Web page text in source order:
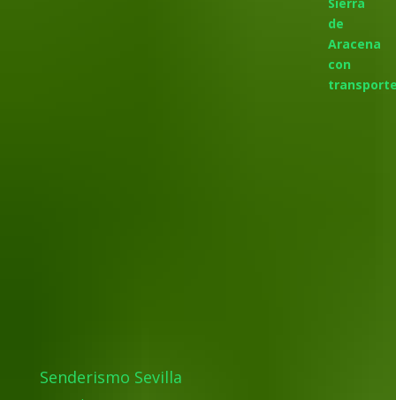
Senderismo Sevilla